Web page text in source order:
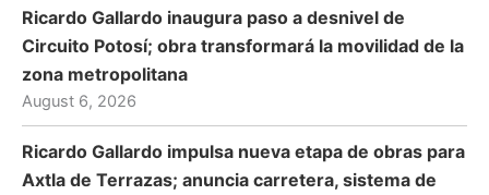
Ricardo Gallardo inaugura paso a desnivel de
Circuito Potosí; obra transformará la movilidad de la
zona metropolitana
August 6, 2026
Ricardo Gallardo impulsa nueva etapa de obras para
Axtla de Terrazas; anuncia carretera, sistema de